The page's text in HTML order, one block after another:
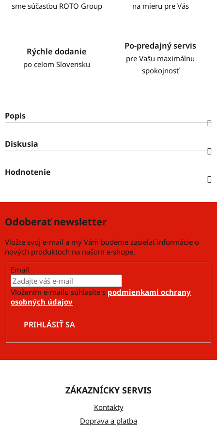
sme súčasťou ROTO Group na mieru pre Vás
Rýchle dodanie
po celom Slovensku
Po-predajný servis
pre Vašu maximálnu
spokojnosť
Popis
Diskusia
Hodnotenie
Odoberať newsletter
Vložte svoj e-mail a my Vám budeme zasielať informácie o
nových produktoch na našom e-shope.
Email
Vložením e-mailu súhlasíte s podmienkami ochrany
osobných údajov.
PRIHLÁSIŤ SA
ZÁKAZNÍCKY SERVIS
Kontakty
Doprava a platba